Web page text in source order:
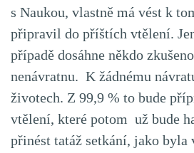
s Naukou, vlastně má vést k
připravil do příštích vtělení.
případě dosáhne někdo
nenávratnu. K žádnému
životech. Z 99,9 % to bude
vtělení, které potom už bude
přinést tatáž setkání, jako byla